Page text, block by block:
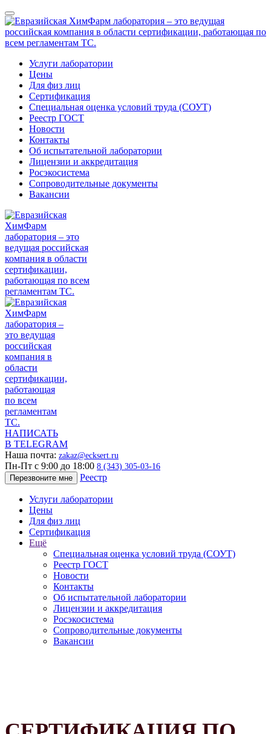
Услуги лаборатории
Цены
Для физ лиц
Сертификация
Специальная оценка условий труда (СОУТ)
Реестр ГОСТ
Новости
Контакты
Об испытательной лаборатории
Лицензии и аккредитация
Росэкосистема
Сопроводительные документы
Вакансии
НАПИСАТЬ
В TELEGRAM
Наша почта: zakaz@ecksert.ru
Пн-Пт с 9:00 до 18:00 8 (343) 305-03-16
Перезвоните мне
Реестр
Услуги лаборатории
Цены
Для физ лиц
Сертификация
Ещё
Специальная оценка условий труда (СОУТ)
Реестр ГОСТ
Новости
Контакты
Об испытательной лаборатории
Лицензии и аккредитация
Росэкосистема
Сопроводительные документы
Вакансии